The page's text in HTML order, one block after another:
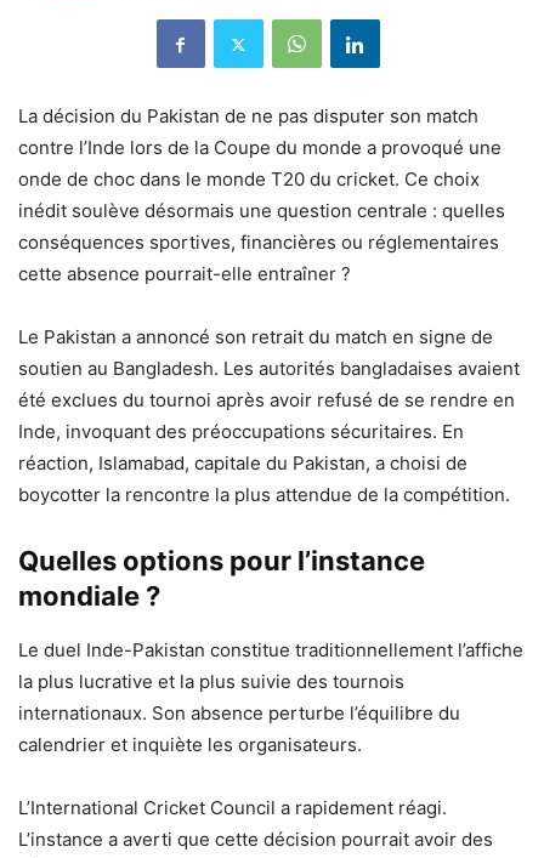
La décision du Pakistan de ne pas disputer son match
contre l’Inde lors de la Coupe du monde a provoqué une
onde de choc dans le monde T20 du cricket. Ce choix
inédit soulève désormais une question centrale : quelles
conséquences sportives, financières ou réglementaires
cette absence pourrait-elle entraîner ?
Le Pakistan a annoncé son retrait du match en signe de
soutien au Bangladesh. Les autorités bangladaises avaient
été exclues du tournoi après avoir refusé de se rendre en
Inde, invoquant des préoccupations sécuritaires. En
réaction, Islamabad, capitale du Pakistan, a choisi de
boycotter la rencontre la plus attendue de la compétition.
Quelles options pour l’instance
mondiale ?
Le duel Inde-Pakistan constitue traditionnellement l’affiche
la plus lucrative et la plus suivie des tournois
internationaux. Son absence perturbe l’équilibre du
calendrier et inquiète les organisateurs.
L’International Cricket Council a rapidement réagi.
L’instance a averti que cette décision pourrait avoir des